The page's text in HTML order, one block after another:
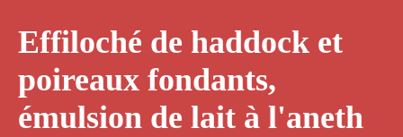
Effiloché de haddock et
poireaux fondants,
émulsion de lait à l'aneth